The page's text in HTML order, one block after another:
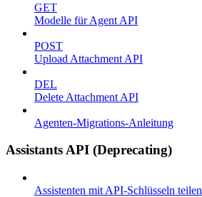
GET
Modelle für Agent API
POST
Upload Attachment API
DEL
Delete Attachment API
Agenten-Migrations-Anleitung
Assistants API (Deprecating)
Assistenten mit API-Schlüsseln teilen